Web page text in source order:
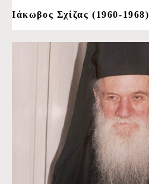
Ιάκωβος Σχίζας (1960-1968)